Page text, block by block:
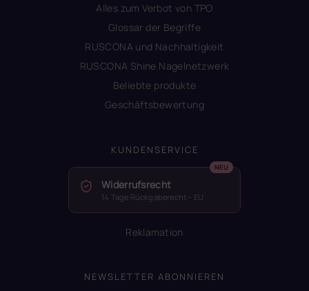
Alles zum Verbot von TPO
Glossar der Begriffe
RUSCONA und Nachhaltigkeit
RUSCONA Shine Nagelnetzwerk
Beliebte produkte
Geschäftsbewertung
KUNDENSERVICE
Widerrufsrecht
14 Tage Rückgaberecht – EU
Reklamation
NEWSLETTER ABONNIEREN